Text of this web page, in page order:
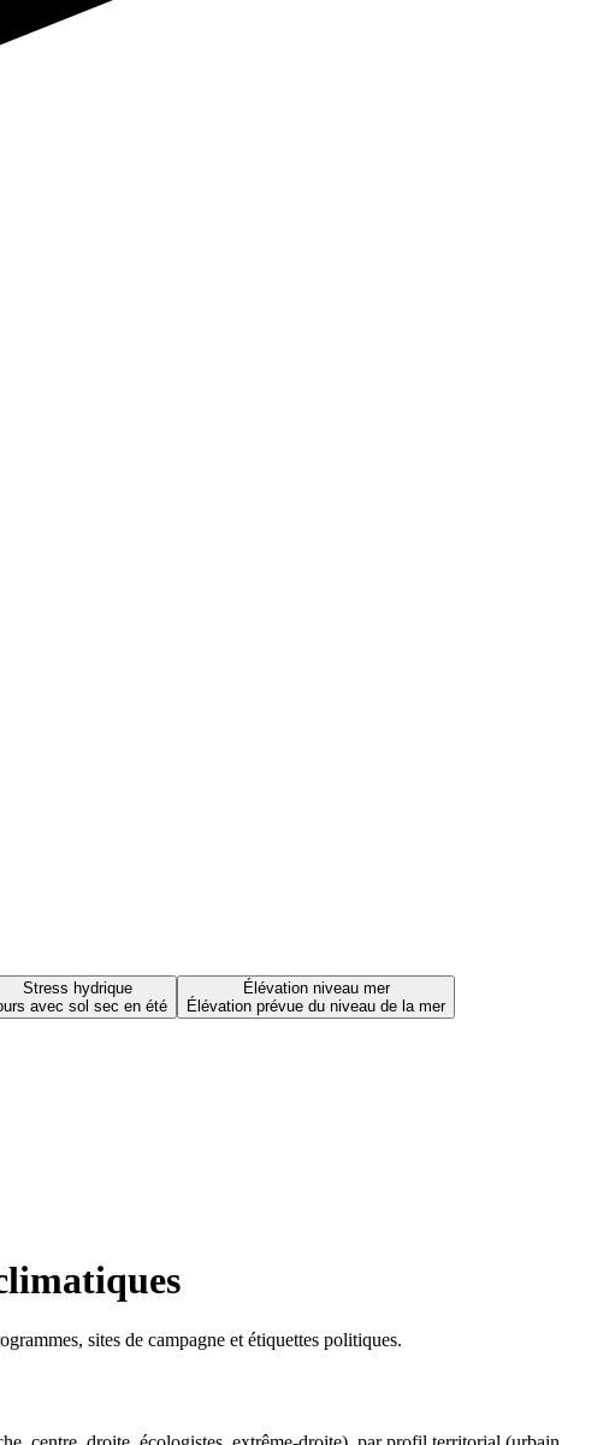
Stress hydrique
avec sol sec en été
Élévation niveau mer
Élévation prévue du niveau de la mer
sites de campagne et étiquettes politiques.